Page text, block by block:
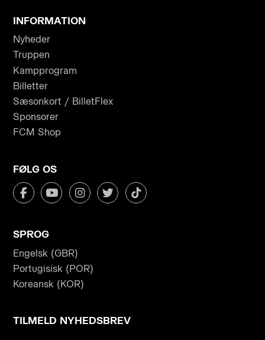
INFORMATION
Nyheder
Truppen
Kampprogram
Billetter
Sæsonkort / BilletFlex
Sponsorer
FCM Shop
FØLG OS
SPROG
Engelsk (GBR)
Portugisisk (POR)
Koreansk (KOR)
TILMELD NYHEDSBREV